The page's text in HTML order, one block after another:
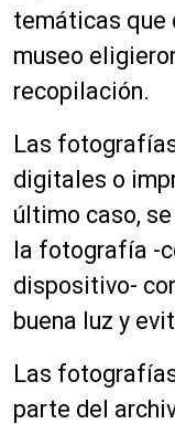
temáticas que
museo
recopilación.
Las
digitales o
último caso,
la fotografía -
dispositivo-
buena luz y
Las
parte del